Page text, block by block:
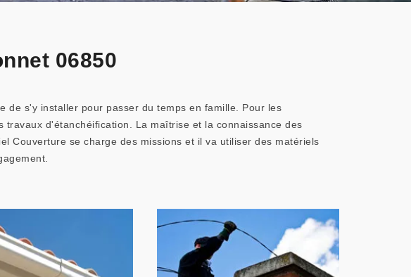
06850
de s'y installer pour passer du temps en famille. Pour les
d'étanchéification. La maîtrise et la connaissance des
Couverture se charge des missions et il va utiliser des matériels